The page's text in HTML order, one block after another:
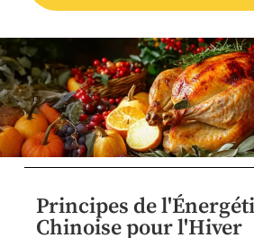
Principes de
Chinoise pour l'Hiver